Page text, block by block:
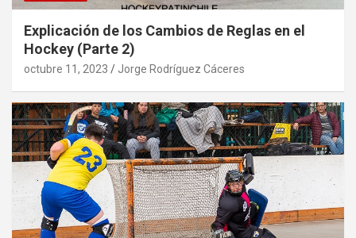
Explicación de los Cambios de Reglas en el
Hockey (Parte 2)
octubre 11, 2023 Jorge Rodríguez Cáceres